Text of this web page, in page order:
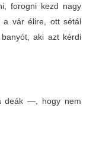
forogni kezd nagy
a vár élire, ott sétál
aki azt kérdi
—, hogy nem